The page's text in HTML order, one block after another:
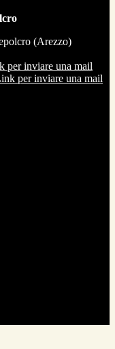
(Arezzo)
per inviare una mail
per inviare una mail